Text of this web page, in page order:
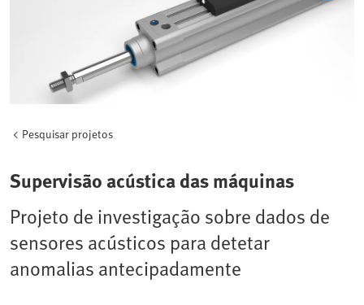
Pesquisar projetos
Supervisão acústica das máquinas
Projeto de investigação sobre dados de
sensores acústicos para detetar
anomalias antecipadamente